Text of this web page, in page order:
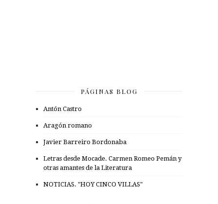
PÁGINAS BLOG
Antón Castro
Aragón romano
Javier Barreiro Bordonaba
Letras desde Mocade. Carmen Romeo Pemán y
otras amantes de la Literatura
NOTICIAS. "HOY CINCO VILLAS"